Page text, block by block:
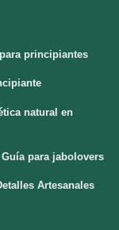
principiantes
natural en
para jabolovers
Artesanales